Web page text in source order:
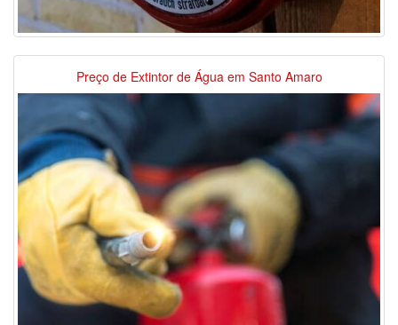
Preço de Extintor de Água em Santo Amaro